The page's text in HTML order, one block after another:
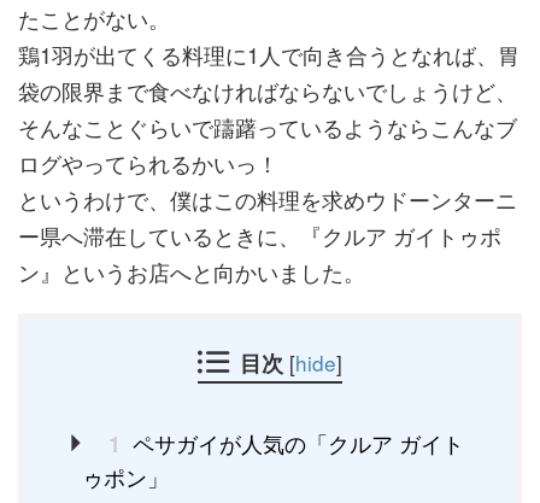
たことがない。
鶏1羽が出てくる料理に1人で向き合うとなれば、胃
袋の限界まで食べなければならないでしょうけど、
そんなことぐらいで躊躇っているようならこんなブ
ログやってられるかいっ！
というわけで、僕はこの料理を求めウドーンターニ
ー県へ滞在しているときに、『クルア ガイトゥポ
ン』というお店へと向かいました。
目次 [hide]
1 ペサガイが人気の「クルア ガイト
ゥポン」